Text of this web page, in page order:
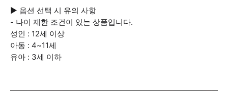
▶ 옵션 선택 시 유의 사항
- 나이 제한 조건이 있는 상품입니다.
성인 : 12세 이상
아동 : 4~11세
유아 : 3세 이하